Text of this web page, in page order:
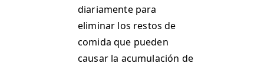
diariamente para
eliminar los restos de
comida que pueden
causar la acumulación de